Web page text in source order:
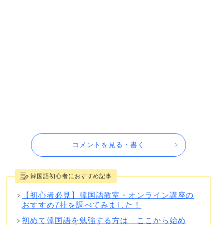
コメントを見る・書く
韓国語初心者におすすめ記事
【初心者必見】韓国語教室・オンライン講座の
おすすめ7社を調べてみました！
初めて韓国語を勉強する方は「ここから始め